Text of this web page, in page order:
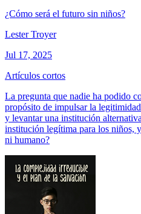
¿Cómo será el futuro sin niños?
Lester Troyer
Jul 17, 2025
Artículos cortos
La pregunta que nadie ha podido
propósito de impulsar la
y levantar una institución
institución legítima para los niños,
ni humano?